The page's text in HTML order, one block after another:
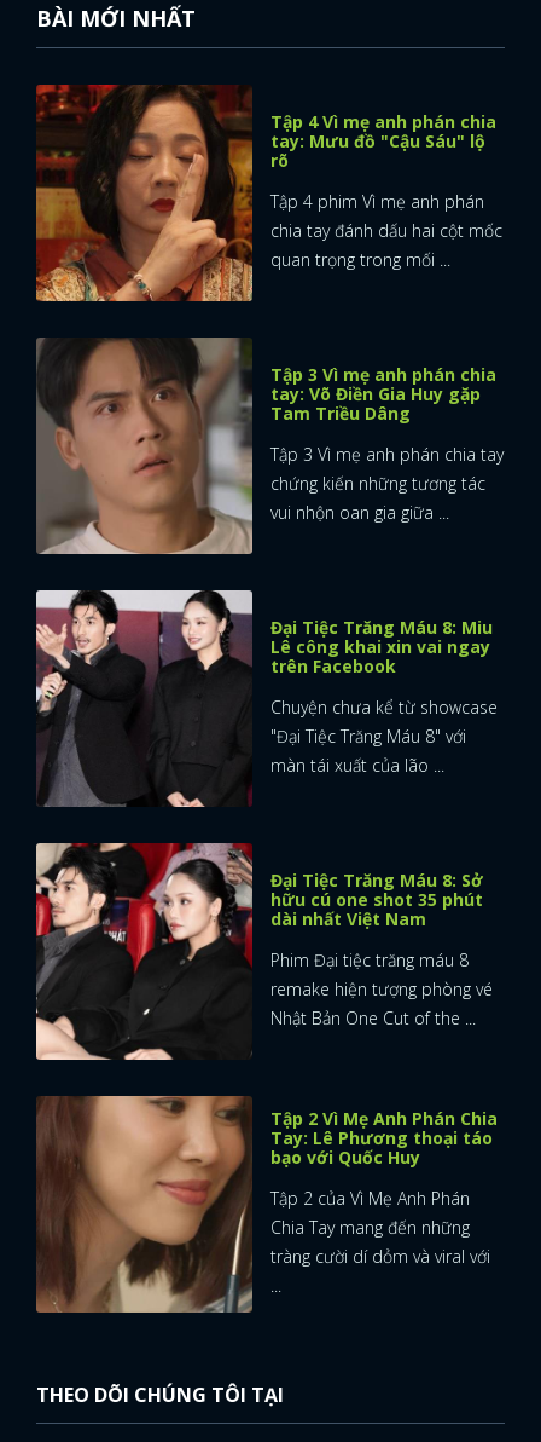
FACEBOOK GOOGLE
BÀI MỚI NHẤT
Tập 4 Vì mẹ anh phán chia
tay: Mưu đồ "Cậu Sáu" lộ
rõ
Tập 4 phim Vì mẹ anh phán
chia tay đánh dấu hai cột mốc
quan trọng trong mối ...
Tập 3 Vì mẹ anh phán chia
tay: Võ Điền Gia Huy gặp
Tam Triều Dâng
Tập 3 Vì mẹ anh phán chia tay
chứng kiến những tương tác
vui nhộn oan gia giữa ...
Đại Tiệc Trăng Máu 8: Miu
Lê công khai xin vai ngay
trên Facebook
Chuyện chưa kể từ showcase
"Đại Tiệc Trăng Máu 8" với
màn tái xuất của lão ...
Đại Tiệc Trăng Máu 8: Sở
hữu cú one shot 35 phút
dài nhất Việt Nam
Phim Đại tiệc trăng máu 8
remake hiện tượng phòng vé
Nhật Bản One Cut of the ...
Tập 2 Vì Mẹ Anh Phán Chia
Tay: Lê Phương thoại táo
bạo với Quốc Huy
Tập 2 của Vì Mẹ Anh Phán
Chia Tay mang đến những
tràng cười dí dỏm và viral với
THEO DÕI CHÚNG TÔI TẠI